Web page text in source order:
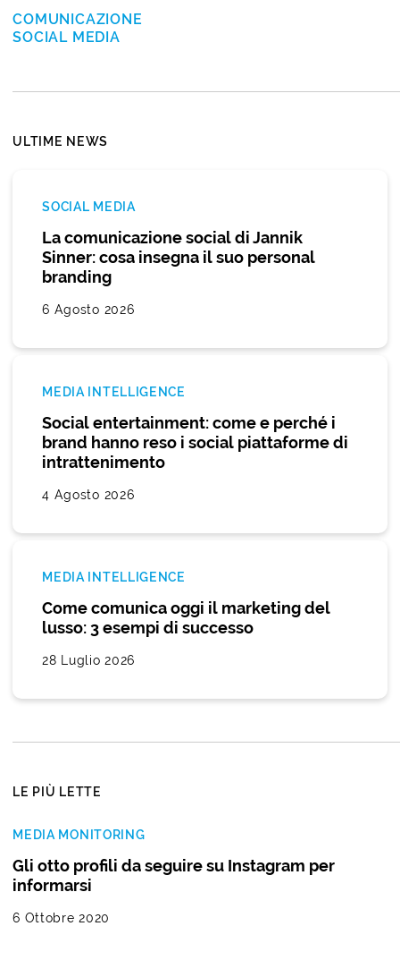
COMUNICAZIONE
SOCIAL MEDIA
ULTIME NEWS
SOCIAL MEDIA
La comunicazione social di Jannik
Sinner: cosa insegna il suo personal
branding
6 Agosto 2026
MEDIA INTELLIGENCE
Social entertainment: come e perché i
brand hanno reso i social piattaforme di
intrattenimento
4 Agosto 2026
MEDIA INTELLIGENCE
Come comunica oggi il marketing del
lusso: 3 esempi di successo
28 Luglio 2026
LE PIÙ LETTE
MEDIA MONITORING
Gli otto profili da seguire su Instagram per
informarsi
6 Ottobre 2020